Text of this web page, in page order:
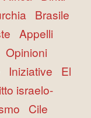
Brasile
Appelli
Opinioni
Iniziative El
israelo-
Cile